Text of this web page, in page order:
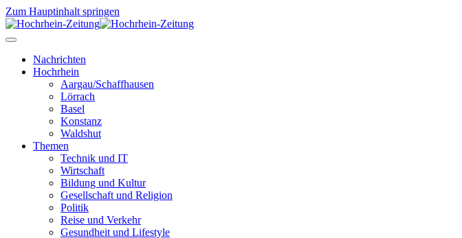
Zum Hauptinhalt springen
Nachrichten
Hochrhein
Aargau/Schaffhausen
Lörrach
Basel
Konstanz
Waldshut
Themen
Technik und IT
Wirtschaft
Bildung und Kultur
Gesellschaft und Religion
Politik
Reise und Verkehr
Gesundheit und Lifestyle